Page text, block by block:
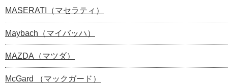
MASERATI（マセラティ）
Maybach（マイバッハ）
MAZDA（マツダ）
McGard （マックガード）